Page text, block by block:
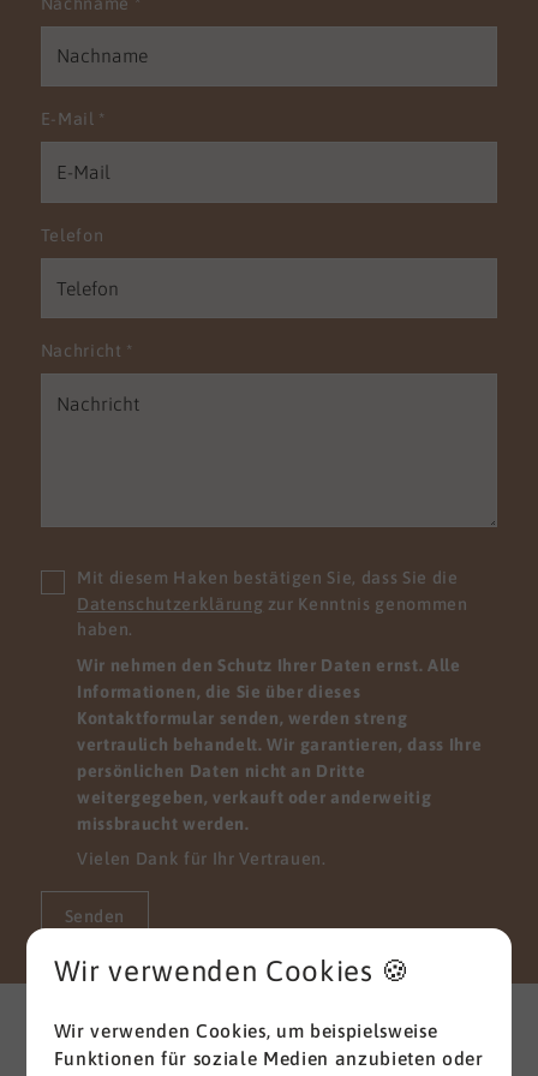
macht sie so reizvoll und interessant für mich.
E-Mail *
Telefon
Nachricht *
Mit diesem Haken bestätigen Sie, dass Sie die
Datenschutzerklärung zur Kenntnis genommen
haben.
Wir nehmen den Schutz Ihrer Daten ernst. Alle
Informationen, die Sie über dieses
Kontaktformular senden, werden streng
vertraulich behandelt. Wir garantieren, dass Ihre
persönlichen Daten nicht an Dritte
weitergegeben, verkauft oder anderweitig
missbraucht werden.
Vielen Dank für Ihr Vertrauen.
Senden
aus der Branche
Wir verwenden Cookies 🍪
Wir verwenden Cookies, um beispielsweise
Funktionen für soziale Medien anzubieten oder